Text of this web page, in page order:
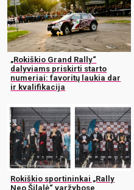
„Rokiškio Grand Rally“
dalyviams priskirti starto
numeriai: favoritų laukia dar
ir kvalifikacija
Rokiškio sportininkai „Rally
Neo Šilalė“ varžybose